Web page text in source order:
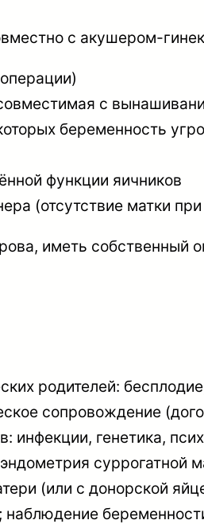
с акушером-
с
беременность
функции яичников
(отсутствие матки при
иметь собственный
родителей:
сопровождение
инфекции, генетика,
суррогатной
(или с донорской
наблюдение